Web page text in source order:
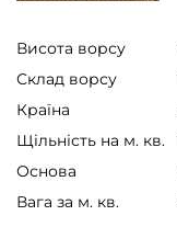
Висота ворсу
Склад ворсу
Країна
Щільність на м. кв.
Основа
Вага за м. кв.